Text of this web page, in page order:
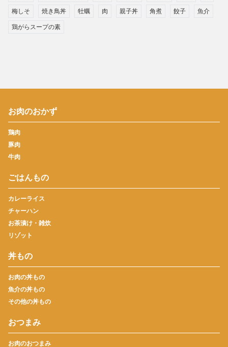
梅しそ 焼き鳥丼 牡蠣 肉 親子丼 角煮 餃子 魚介
鶏がらスープの素
お肉のおかず
鶏肉
豚肉
牛肉
ごはんもの
カレーライス
チャーハン
お茶漬け・雑炊
リゾット
丼もの
お肉の丼もの
魚介の丼もの
その他の丼もの
おつまみ
お肉のおつまみ